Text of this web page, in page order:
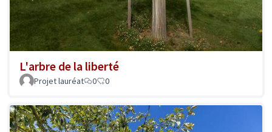
L'arbre de la liberté
Projet lauréat 0 0